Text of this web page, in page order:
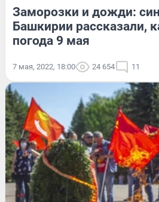
Заморозки и дожди:
Башкирии рассказали,
погода 9 мая
7 мая, 2022, 18:00 24 654 11